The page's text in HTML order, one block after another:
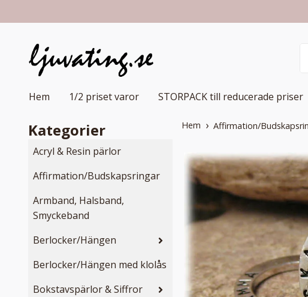
Hem 1/2 priset varor STORPACK till reducerade priser
Kategorier
Acryl & Resin pärlor
Affirmation/Budskapsringar
Armband, Halsband,
Smyckeband
Berlocker/Hängen
Berlocker/Hängen med klolås
Bokstavspärlor & Siffror
Hem Affirmation/